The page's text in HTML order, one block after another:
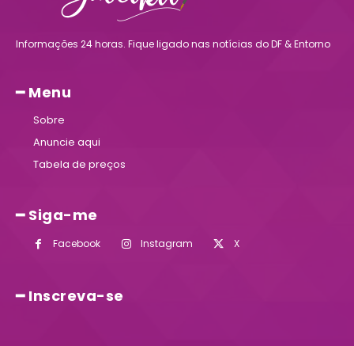
Informações 24 horas. Fique ligado nas notícias do DF & Entorno
━ Menu
Sobre
Anuncie aqui
Tabela de preços
━ Siga-me
Facebook Instagram X
━ Inscreva-se